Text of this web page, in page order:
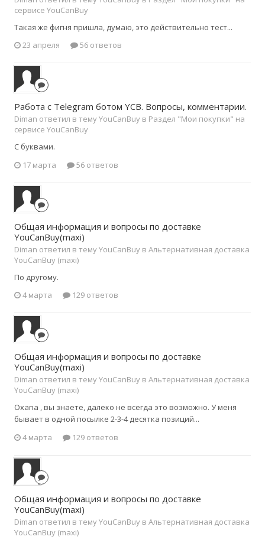
сервисе YouCanBuy
Такая же фигня пришла, думаю, это действительно тест...
23 апреля
56 ответов
Работа с Telegram ботом YCB. Вопросы, комментарии.
Diman ответил в тему YouCanBuy в Раздел "Мои покупки" на
сервисе YouCanBuy
С буквами.
17 марта
56 ответов
Общая информация и вопросы по доставке
YouCanBuy(maxi)
Diman ответил в тему YouCanBuy в Альтернативная доставка
YouCanBuy (maxi)
По другому.
4 марта
129 ответов
Общая информация и вопросы по доставке
YouCanBuy(maxi)
Diman ответил в тему YouCanBuy в Альтернативная доставка
YouCanBuy (maxi)
Oxana , вы знаете, далеко не всегда это возможно. У меня
бывает в одной посылке 2-3-4 десятка позиций...
4 марта
129 ответов
Общая информация и вопросы по доставке
YouCanBuy(maxi)
Diman ответил в тему YouCanBuy в Альтернативная доставка
YouCanBuy (maxi)